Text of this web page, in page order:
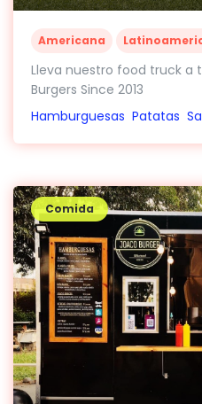
Americana
Lleva nuestro food truck a
Burgers Since 2013
Hamburguesas Patatas
Comida